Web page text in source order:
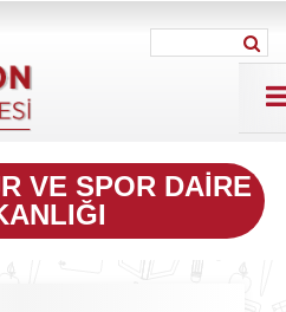
VE SPOR DAIRE